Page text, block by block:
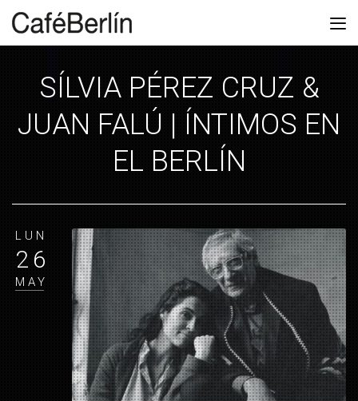
SÍLVIA PÉREZ CRUZ &
JUAN FALÚ | ÍNTIMOS EN
EL BERLÍN
LUN
26
MAY